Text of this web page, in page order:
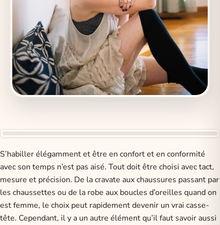
S’habiller élégamment et être en confort et en conformité
avec son temps n’est pas aisé. Tout doit être choisi avec tact,
mesure et précision. De la cravate aux chaussures passant par
les chaussettes ou de la robe aux boucles d’oreilles quand on
est femme, le choix peut rapidement devenir un vrai casse-
tête. Cependant, il y a un autre élément qu’il faut savoir aussi